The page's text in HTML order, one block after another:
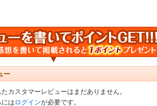
ー
カスタマーレビューはまだありません。
は ログインが必要です。